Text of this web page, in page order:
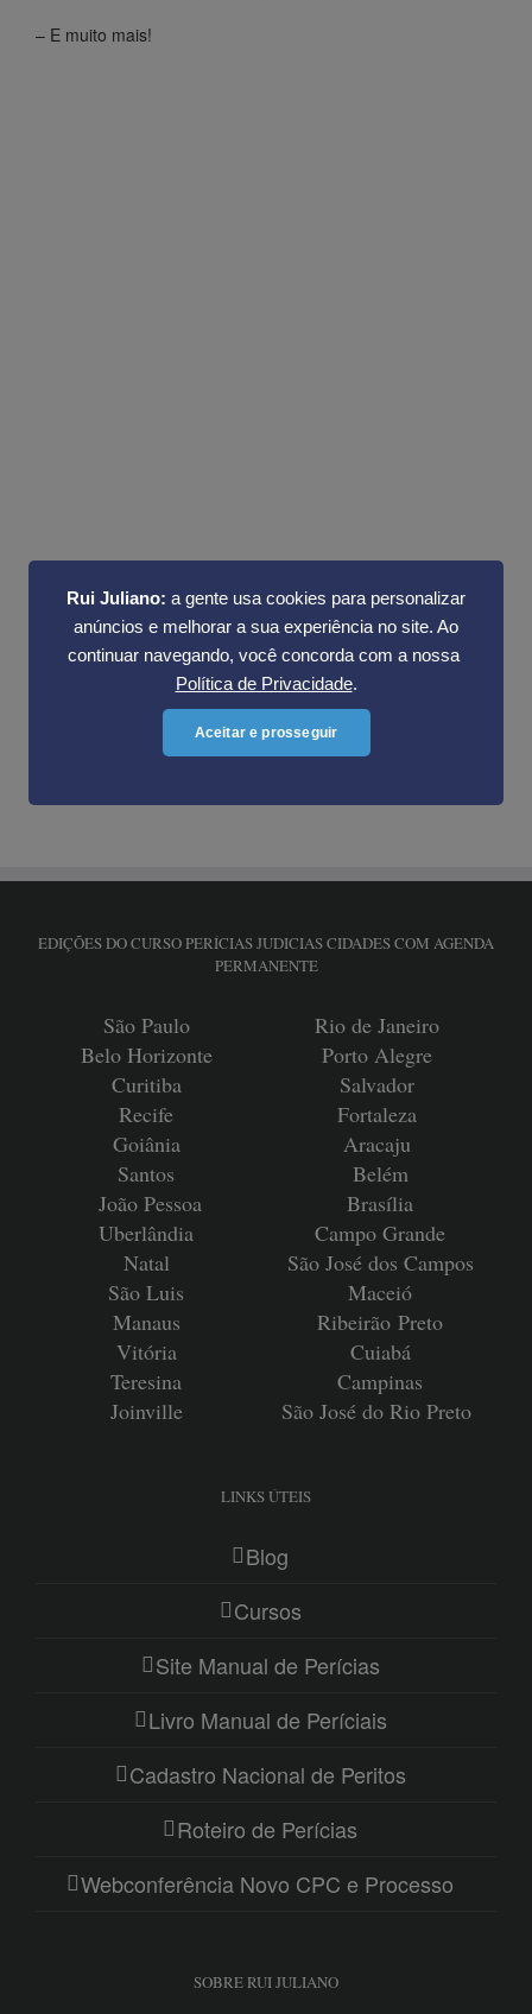
Rui Juliano: a gente usa cookies para personalizar
anúncios e melhorar a sua experiência no site. Ao
continuar navegando, você concorda com a nossa
Política de Privacidade.
Aceitar e prosseguir
– E muito mais!
Cadastrar meu e-mail
EDIÇÕES DO CURSO PERÍCIAS JUDICIAS CIDADES COM AGENDA
PERMANENTE
São Paulo
Rio de Janeiro
Belo Horizonte
Porto Alegre
Curitiba
Salvador
Recife
Fortaleza
Goiânia
Aracaju
Santos
Belém
João Pessoa
Brasília
Uberlândia
Campo Grande
Natal
São José dos Campos
São Luis
Maceió
Manaus
Ribeirão Preto
Vitória
Cuiabá
Teresina
Campinas
Joinville
São José do Rio Preto
LINKS ÚTEIS
Blog
Cursos
Site Manual de Perícias
Livro Manual de Períciais
Cadastro Nacional de Peritos
Roteiro de Perícias
Webconferência Novo CPC e Processo
SOBRE RUI JULIANO